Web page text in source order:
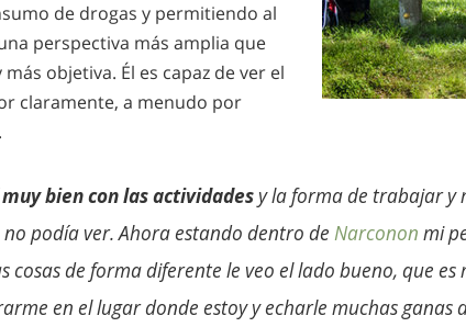
de drogas y permitiendo al
perspectiva más amplia que
objetiva. Él es capaz de ver el
claramente, a menudo por
bien con las actividades y la forma de trabajar y
podía ver. Ahora estando dentro de Narconon mi
cosas de forma diferente le veo el lado bueno, que es
en el lugar donde estoy y echarle muchas ganas